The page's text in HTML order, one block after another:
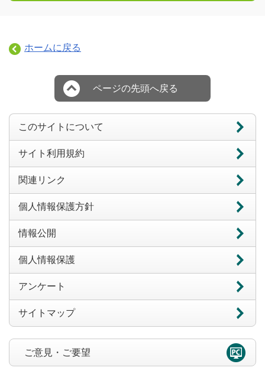
ホームに戻る
ページの先頭へ戻る
このサイトについて
サイト利用規約
関連リンク
個人情報保護方針
情報公開
個人情報保護
アンケート
サイトマップ
ご意見・ご要望